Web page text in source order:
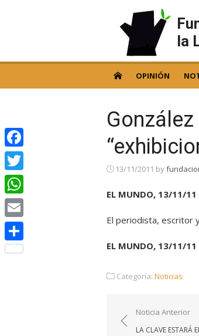
la
OPINIÓN
13/11/2011 by
EL MUNDO, 13/11/11
El periodista, escritor
EL MUNDO, 13/11/11
Categoría: Noticias
Navegación
de
Noticia Anterior
LA CLAVE ESTARÁ
Facebook
Twitter
WhatsApp
Email
Compartir